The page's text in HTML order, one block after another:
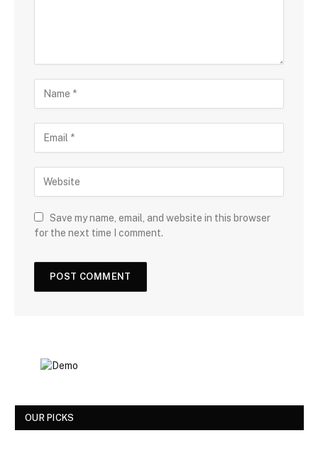
Save my name, email, and website in this browser
for the next time I comment.
OUR PICKS